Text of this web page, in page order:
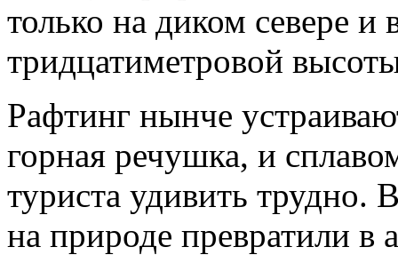
только на диком севере и
тридцатиметровой
Рафтинг нынче
горная речушка, и
туриста удивить трудно.
на природе превратили в